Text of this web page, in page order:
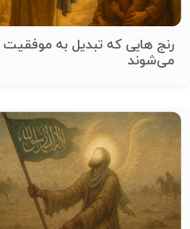
رنج هایی که تبدیل به موفقیت
می‌شوند